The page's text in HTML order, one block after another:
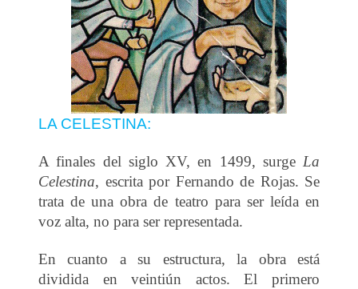
LA CELESTINA:
A finales del siglo XV, en 1499, surge La
Celestina, escrita por Fernando de Rojas. Se
trata de una obra de teatro para ser leída en
voz alta, no para ser representada.
En cuanto a su estructura, la obra está
dividida en veintiún actos. El primero